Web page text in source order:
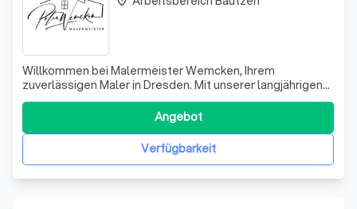
Willkommen bei Malermeister Wemcken, Ihrem
zuverlässigen Maler in Dresden. Mit unserer langjährigen
Erfahrung und Leidenschaft für das Malerhandwerk bieten
wir Ihnen ein breites Spektrum an Dienstleistungen an.
Von klassischen Maler- und Tapezierarbeiten bis hin zur
professionellen Fußbodenverlegung
Verfügbarkeit
Angebot